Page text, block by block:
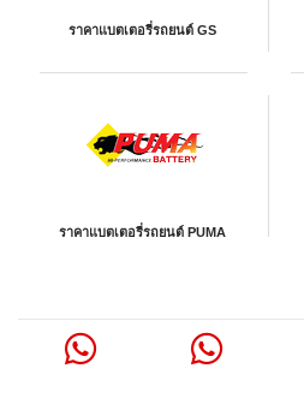
ราคาแบตเตอรี่รถยนต์ GS
ราคาแบตเตอรี่รถยนต์ PUMA